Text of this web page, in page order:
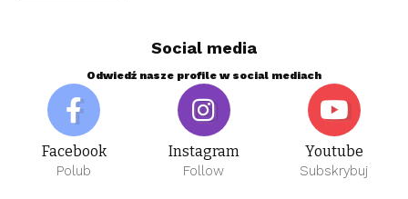
Social media
Odwiedź nasze profile w social mediach
Facebook
Polub
Instagram
Follow
Youtube
Subskrybuj